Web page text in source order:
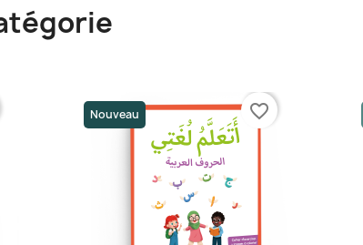
Nouveau favorite_border